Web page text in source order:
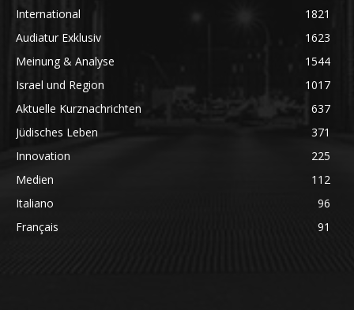
International
1821
Audiatur Exklusiv
1623
Meinung & Analyse
1544
Israel und Region
1017
Aktuelle Kurznachrichten
637
Jüdisches Leben
371
Innovation
225
Medien
112
Italiano
96
Français
91